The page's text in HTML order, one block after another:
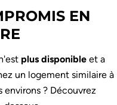
EN
plus disponible et a
un logement similaire à
environs ? Découvrez